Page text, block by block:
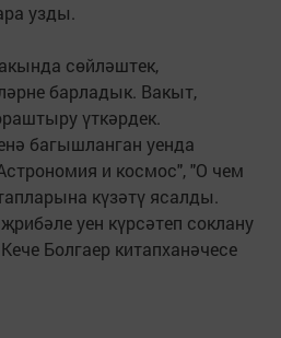
узды.
сөйләштек,
барладык. Вакыт,
үткәрдек.
багышланган уенда
и космос", "О чем
күзәтү ясалды.
уен күрсәтеп соклану
Болгаер китапханәчесе